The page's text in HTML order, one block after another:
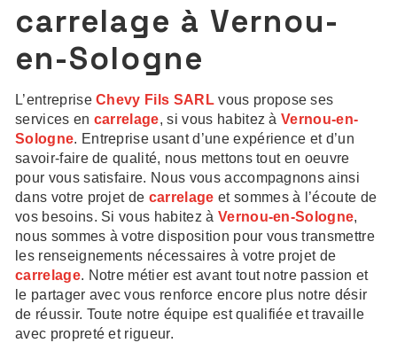
carrelage à Vernou-
en-Sologne
L’entrepriseChevy Fils SARLvous propose ses
services en carrelage, si vous habitez àVernou-en-
Sologne. Entreprise usant d’une expérience et d’un
savoir-faire de qualité, nous mettons tout en oeuvre
pour vous satisfaire. Nous vous accompagnons ainsi
dans votre projet de carrelage et sommes à l’écoute de
vos besoins. Si vous habitez à Vernou-en-Sologne,
nous sommes à votre disposition pour vous transmettre
les renseignements nécessaires à votre projet de
carrelage. Notre métier est avant tout notre passion et
le partager avec vous renforce encore plus notre désir
de réussir. Toute notre équipe est qualifiée et travaille
avec propreté et rigueur.